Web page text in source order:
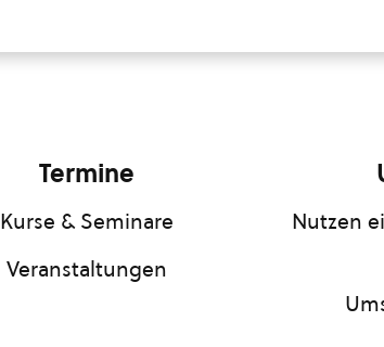
Termine
Kurse & Seminare
Veranstaltungen
Nutzen